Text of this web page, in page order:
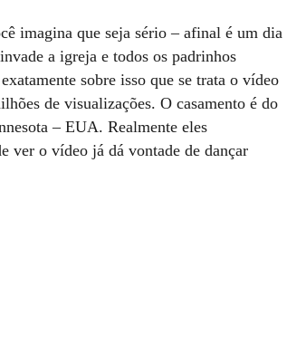
imagina que seja sério – afinal é um dia
a igreja e todos os padrinhos
sobre isso que se trata o vídeo
de visualizações. O casamento é do
– EUA. Realmente eles
ver o vídeo já dá vontade de dançar